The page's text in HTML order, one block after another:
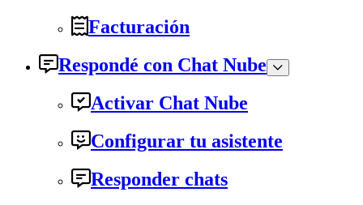
Facturación
Respondé con Chat Nube
Activar Chat Nube
Configurar tu asistente
Responder chats